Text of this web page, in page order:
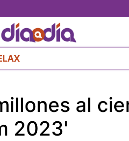
al
contenido
principal
al
2023'